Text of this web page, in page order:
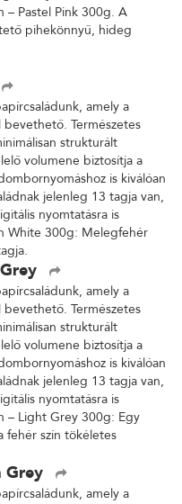
– Pastel Pink 300g. A
pihekönnyű, hideg
amely a
Természetes
strukturált
volumene biztosítja a
is kiválóan
jelenleg 13 tagja van,
nyomtatásra is
White 300g: Melegfehér
amely a
Természetes
strukturált
volumene biztosítja a
is kiválóan
jelenleg 13 tagja van,
nyomtatásra is
– Light Grey 300g: Egy
fehér szín tökéletes
Grey
amely a